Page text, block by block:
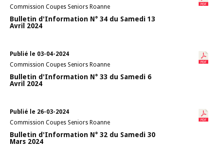
Commission Coupes Seniors Roanne
Bulletin d'Information N° 34 du Samedi 13
Avril 2024
Publié le 03-04-2024
Commission Coupes Seniors Roanne
Bulletin d'Information N° 33 du Samedi 6
Avril 2024
Publié le 26-03-2024
Commission Coupes Seniors Roanne
Bulletin d'Information N° 32 du Samedi 30
Mars 2024